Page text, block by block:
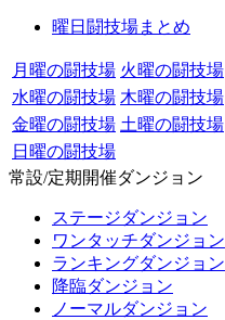
曜日闘技場まとめ
月曜の闘技場 火曜の闘技場
水曜の闘技場 木曜の闘技場
金曜の闘技場 土曜の闘技場
日曜の闘技場
常設/定期開催ダンジョン
ステージダンジョン
ワンタッチダンジョン
ランキングダンジョン
降臨ダンジョン
ノーマルダンジョン